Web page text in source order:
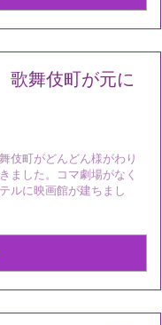
舞伎町が元に
伎町がどんどん様がわり
ました。コマ劇場がなく
ルに映画館が建ちまし